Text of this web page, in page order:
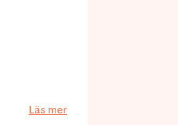
Läs mer